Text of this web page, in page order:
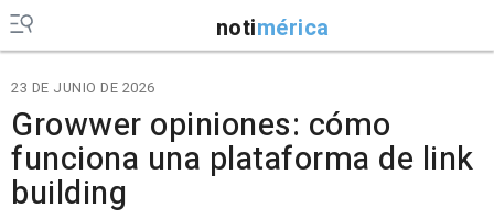
notimérica
23 DE JUNIO DE 2026
Growwer opiniones: cómo
funciona una plataforma de link
building